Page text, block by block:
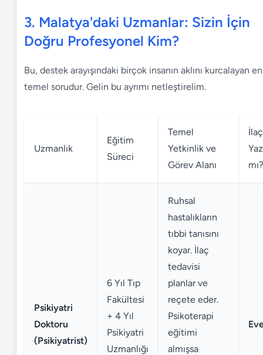
3. Malatya'daki Uzmanlar: Sizin İçin
Doğru Profesyonel Kim?
Bu, destek arayışındaki birçok insanın aklını kurcalayan en
temel sorudur. Gelin bu ayrımı netleştirelim.
Uzmanlık
Eğitim
Süreci
Temel
Yetkinlik ve
Görev Alanı
İlaç
mı?
Psikiyatri
Doktoru
(Psikiyatrist)
6 Yıl Tıp
Fakültesi
+ 4 Yıl
Psikiyatri
Uzmanlığı
Ruhsal
hastalıkların
tıbbi tanısını
koyar. İlaç
tedavisi
planlar ve
reçete eder.
Psikoterapi
eğitimi
almışsa